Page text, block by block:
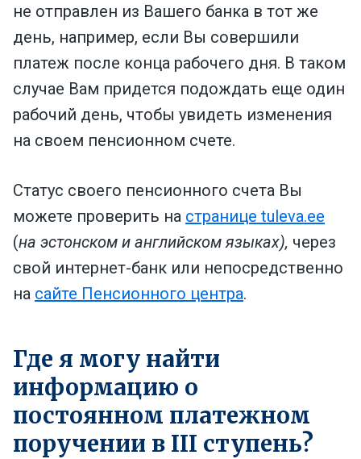
не отправлен из Вашего банка в тот же
день, например, если Вы совершили
платеж после конца рабочего дня. В таком
случае Вам придется подождать еще один
рабочий день, чтобы увидеть изменения
на своем пенсионном счете.
Статус своего пенсионного счета Вы
можете проверить на странице tuleva.ee
(на эстонском и английском языках), через
свой интернет-банк или непосредственно
на сайте Пенсионного центра.
Где я могу найти
информацию о
постоянном платежном
поручении в III ступень?